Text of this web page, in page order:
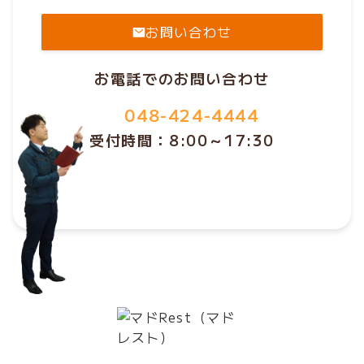
お問い合わせ
お電話でのお問い合わせ
048-424-4444
受付時間：8:00～17:30